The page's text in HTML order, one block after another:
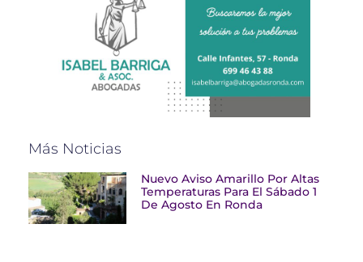
Más Noticias
Nuevo Aviso Amarillo Por Altas
Temperaturas Para El Sábado 1
De Agosto En Ronda